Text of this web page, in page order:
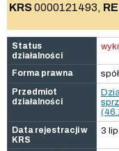
KRS0000121493,
Status
działalności
Forma prawna
Przedmiot
działalności
Data rejestracji w
KRS
3